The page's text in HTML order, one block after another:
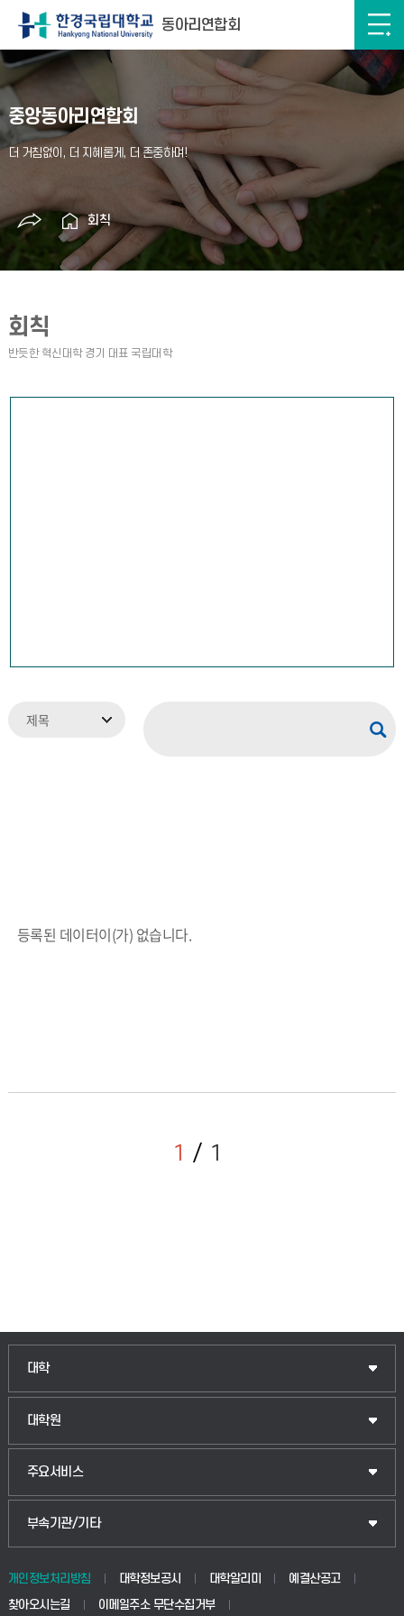
동아리연합회
중앙동아리연합회
회칙
회칙
등록된 데이터이(가) 없습니다.
1 1
대학
인문융합공공인재학부
법경영학부
생명공학부
대학원
일반대학원
산업대학원
공공정책대학원
교육대학원
주요서비스
입학안내
웹메일
학사시스템(전문학사 및 전공심화)
부속기관/기타
중앙도서관
학생생활관(안성)
개인정보처리방침 대학정보공시 대학알리미
예결산공고
찾아오시는길
이메일주소 무단수집거부